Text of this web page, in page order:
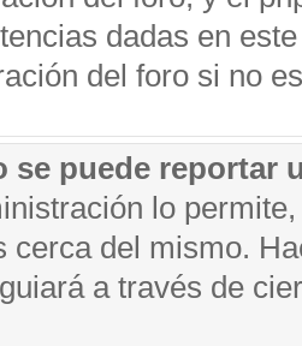
dadas en
del foro si no
se puede reportar
lo
cerca del mismo.
a través de